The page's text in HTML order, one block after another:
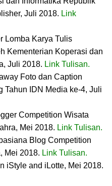
Juli 2018. Link
Lomba Karya Tulis
Kementerian Koperasi dan
Juli 2018. Link Tulisan.
Foto dan Caption
Tahun IDN Media ke-4, Juli
Competition Wisata
Mei 2018. Link Tulisan.
Blog Competition
Mei 2018. Link Tulisan.
iStyle and iLotte, Mei 2018.